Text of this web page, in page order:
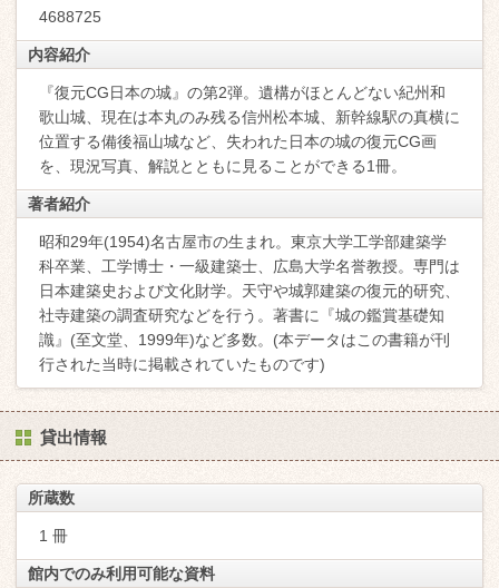
4688725
内容紹介
『復元CG日本の城』の第2弾。遺構がほとんどない紀州和
歌山城、現在は本丸のみ残る信州松本城、新幹線駅の真横に
位置する備後福山城など、失われた日本の城の復元CG画
を、現況写真、解説とともに見ることができる1冊。
著者紹介
昭和29年(1954)名古屋市の生まれ。東京大学工学部建築学
科卒業、工学博士・一級建築士、広島大学名誉教授。専門は
日本建築史および文化財学。天守や城郭建築の復元的研究、
社寺建築の調査研究などを行う。著書に『城の鑑賞基礎知
識』(至文堂、1999年)など多数。(本データはこの書籍が刊
行された当時に掲載されていたものです)
貸出情報
所蔵数
1 冊
館内でのみ利用可能な資料